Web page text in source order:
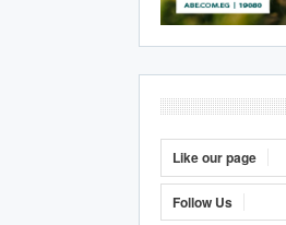
Like our page
Follow Us